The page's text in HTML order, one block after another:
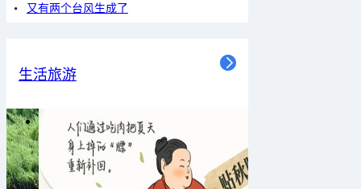
又有两个台风生成了
生活旅游